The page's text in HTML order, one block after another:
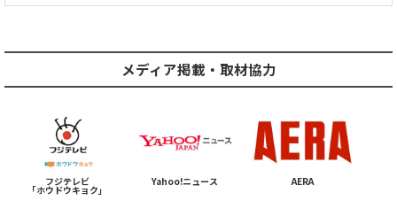
メディア掲載・取材協力
フジテレビ
「ホウドウキョク」
Yahoo!ニュース AERA